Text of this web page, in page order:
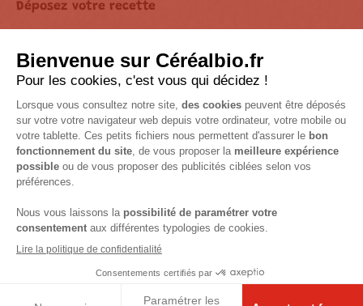
Déposez votre recette
Suivez-nous sur les réseaux !
Mentions Légales